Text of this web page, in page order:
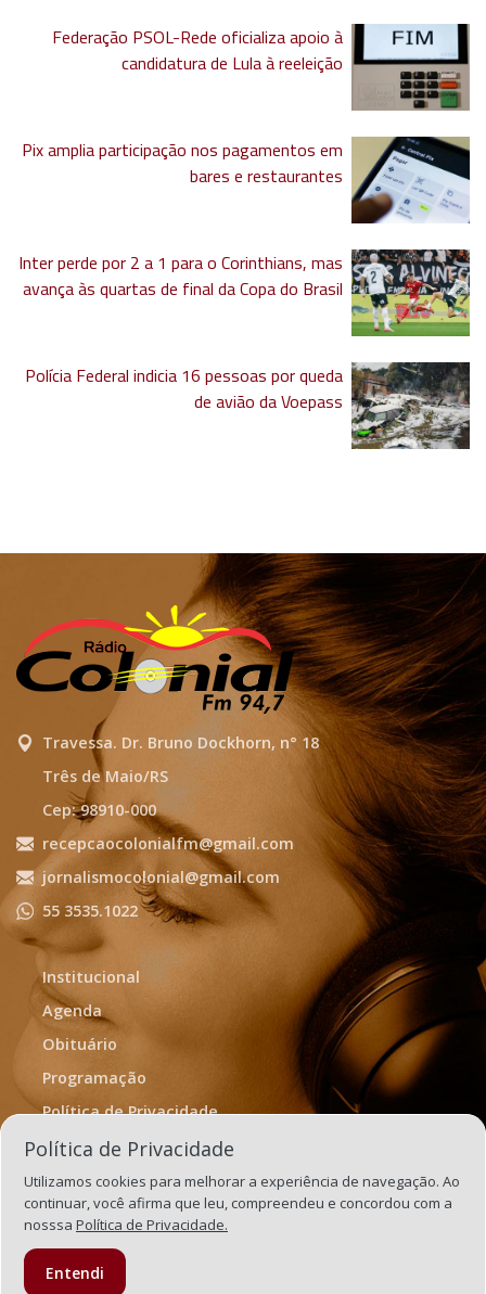
Federação PSOL-Rede oficializa apoio à
candidatura de Lula à reeleição
Pix amplia participação nos pagamentos em
bares e restaurantes
Inter perde por 2 a 1 para o Corinthians, mas
avança às quartas de final da Copa do Brasil
Polícia Federal indicia 16 pessoas por queda
de avião da Voepass
Travessa. Dr. Bruno Dockhorn, n° 18
Três de Maio/RS
Cep: 98910-000
recepcaocolonialfm@gmail.com
jornalismocolonial@gmail.com
55 3535.1022
Institucional
Agenda
Obituário
Programação
Política de Privacidade
Termos de Uso
Política de Privacidade
Utilizamos cookies para melhorar a experiência de navegação. Ao
continuar, você afirma que leu, compreendeu e concordou com a
nosssa Política de Privacidade.
Entendi